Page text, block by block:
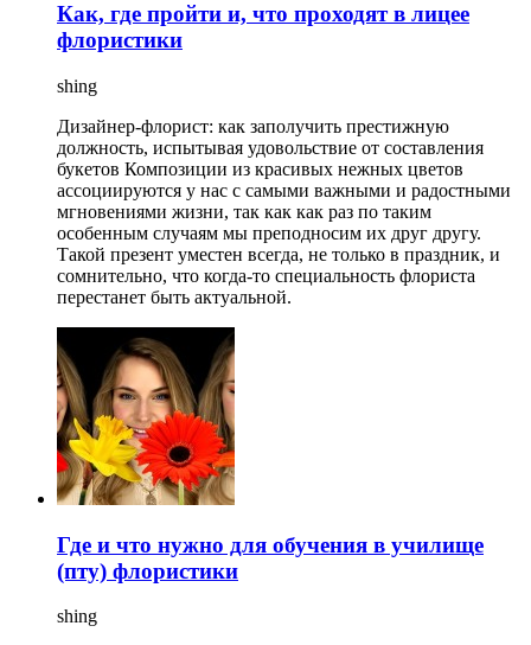
Как, где пройти и, что проходят в лицее
флористики
shing
Дизайнер-флорист: как заполучить престижную
должность, испытывая удовольствие от составления
букетов Композиции из красивых нежных цветов
ассоциируются у нас с самыми важными и радостными
мгновениями жизни, так как как раз по таким
особенным случаям мы преподносим их друг другу.
Такой презент уместен всегда, не только в праздник, и
сомнительно, что когда-то специальность флориста
перестанет быть актуальной.
Где и что нужно для обучения в училище
(пту) флористики
shing